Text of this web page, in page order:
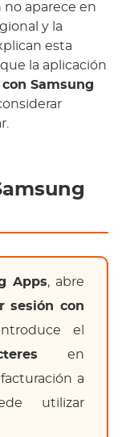
no aparece en
y la
esta
la aplicación
Samsung
Apps, abre
sesión con
el
en
facturación a
utilizar